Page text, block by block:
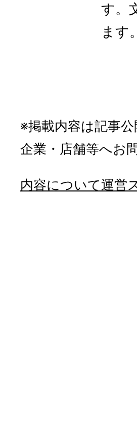
す。
ます。
※掲載内容は記事
企業・店舗等へお
内容について運営